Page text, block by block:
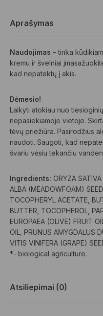
Aprašymas
Naudojimas – tinka
kremu ir švelniai
kad nepatektų į akis.
Dėmesio!
Laikyti atokiau nuo
nepasiekiamoje vietoje.
tėvų priežiūra. Pasirodžius
naudoti. Saugoti, kad
švariu vėsiu tekančiu
Ingredients: ORYZA
ALBA (MEADOWFOAM)
TOCOPHERYL ACETATE,
BUTTER, TOCOPHEROL,
EUROPAEA (OLIVE) FRUIT
OIL, PRUNUS AMYGDALUS
VITIS VINIFERA (GRAPE)
*- biological agriculture.
Atsiliepimai (0)